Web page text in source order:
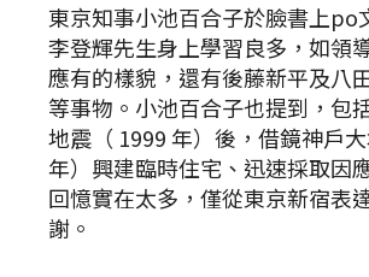
東京知事小池百合子於臉書上po
李登輝先生身上學習良多，如領
應有的樣貌，還有後藤新平及八
等事物。小池百合子也提到，包
地震（ 1999 年）後，借鏡神戶
年）興建臨時住宅、迅速採取因
回憶實在太多，僅從東京新宿表
謝。